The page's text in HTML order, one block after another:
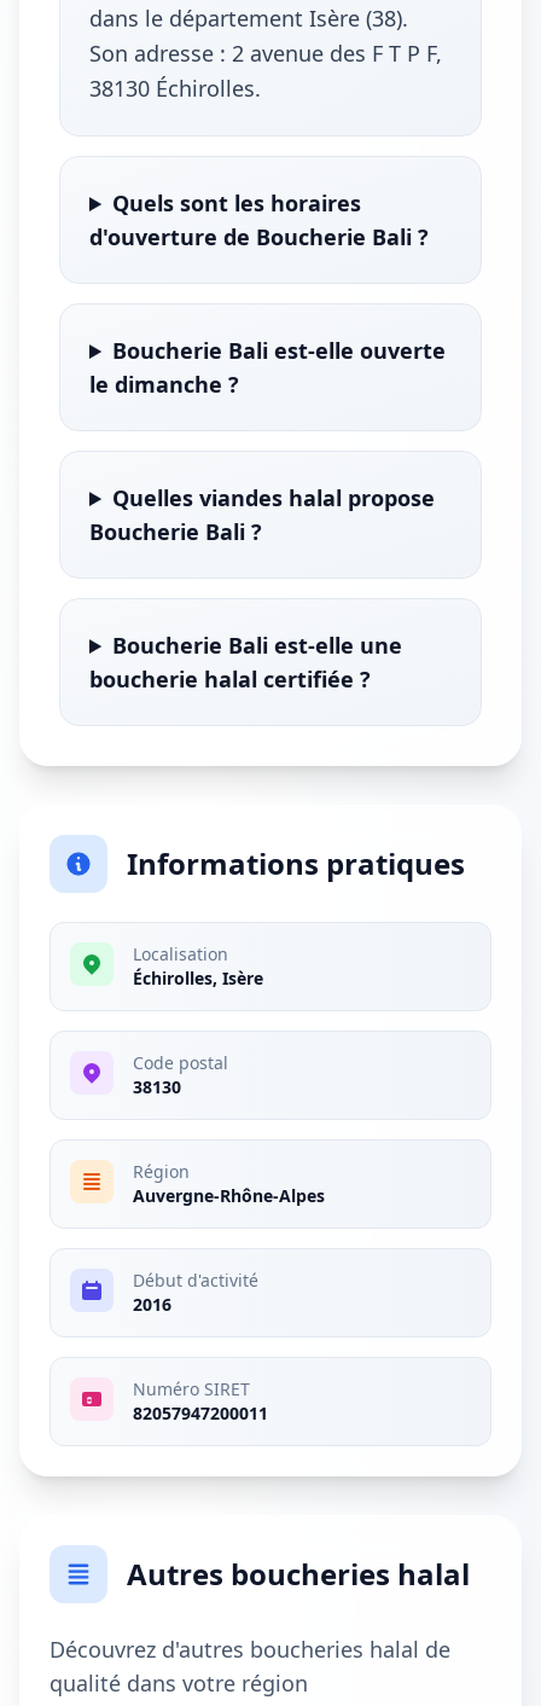
dans le département Isère (38).
Son adresse : 2 avenue des F T P F,
38130 Échirolles.
Quels sont les horaires
d'ouverture de Boucherie Bali ?
Boucherie Bali est-elle ouverte
le dimanche ?
Quelles viandes halal propose
Boucherie Bali ?
Boucherie Bali est-elle une
boucherie halal certifiée ?
Informations pratiques
Localisation
Échirolles, Isère
Code postal
38130
Région
Auvergne-Rhône-Alpes
Début d'activité
2016
Numéro SIRET
82057947200011
Autres boucheries halal
Découvrez d'autres boucheries halal de
qualité dans votre région